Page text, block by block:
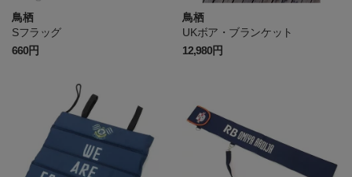
鳥栖
Sフラッグ
660円
鳥栖
UKボア・ブランケット
12,980円